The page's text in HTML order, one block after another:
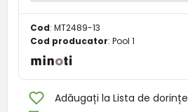
Cod: MT2489-13
Cod producator: Pool 1
Adăugați la Lista de dorințe